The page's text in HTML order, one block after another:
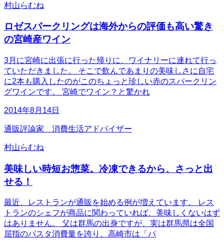
村山らむね
ロゼスパークリングは海外からの評価も高い驚き
の宮崎産ワイン
3月に宮崎に出張に行った帰りに、ワイナリーに連れて行っ
ていただきました。 そこで飲んであまりの美味しさに自宅
に2本も購入したのがこのちょっと珍しい赤のスパークリン
グワインです。 宮崎でワイン？と驚かれ
2014年8月14日
通販評論家 消費生活アドバイザー
村山らむね
美味しい時短お惣菜。冷凍できるから、さっと出
せる！
最近、レストランが通販を始める例が増えています。 レス
トランのシェフが商品に関わっていれば、美味しくないはず
はありません。 父は群馬の出身ですが、実は群馬県は全国
屈指のパスタ消費量を誇り、高崎市は「パ